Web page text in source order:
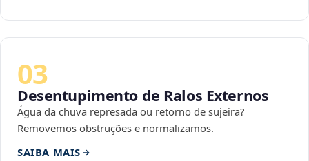
03
Desentupimento de Ralos Externos
Água da chuva represada ou retorno de sujeira?
Removemos obstruções e normalizamos.
SAIBA MAIS